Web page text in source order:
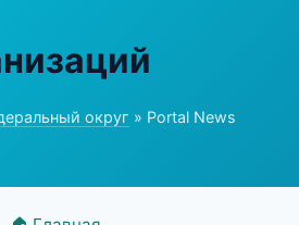
округ » Portal News